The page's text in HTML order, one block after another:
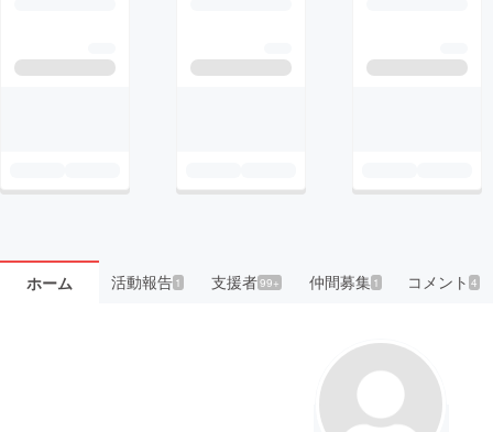
ホーム 活動報告1 支援者99+ 仲間募集 1 コメント4